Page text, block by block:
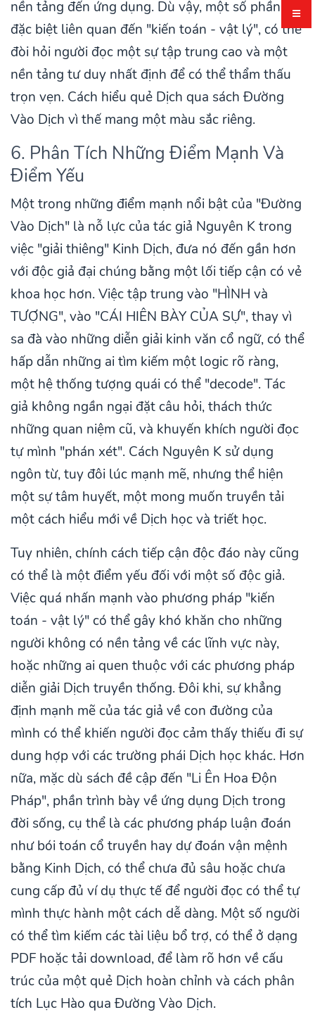
nền tảng đến ứng dụng. Dù vậy, một số phần,
đặc biệt liên quan đến "kiến toán - vật lý", có thể
đòi hỏi người đọc một sự tập trung cao và một
nền tảng tư duy nhất định để có thể thẩm thấu
trọn vẹn. Cách hiểu quẻ Dịch qua sách Đường
Vào Dịch vì thế mang một màu sắc riêng.
6. Phân Tích Những Điểm Mạnh Và
Điểm Yếu
Một trong những điểm mạnh nổi bật của "Đường
Vào Dịch" là nỗ lực của tác giả Nguyên K trong
việc "giải thiêng" Kinh Dịch, đưa nó đến gần hơn
với độc giả đại chúng bằng một lối tiếp cận có vẻ
khoa học hơn. Việc tập trung vào "HÌNH và
TƯỢNG", vào "CÁI HIÊN BÀY CỦA SỰ", thay vì
sa đà vào những diễn giải kinh văn cổ ngữ, có thể
hấp dẫn những ai tìm kiếm một logic rõ ràng,
một hệ thống tượng quái có thể "decode". Tác
giả không ngần ngại đặt câu hỏi, thách thức
những quan niệm cũ, và khuyến khích người đọc
tự mình "phán xét". Cách Nguyên K sử dụng
ngôn từ, tuy đôi lúc mạnh mẽ, nhưng thể hiện
một sự tâm huyết, một mong muốn truyền tải
một cách hiểu mới về Dịch học và triết học.
Tuy nhiên, chính cách tiếp cận độc đáo này cũng
có thể là một điểm yếu đối với một số độc giả.
Việc quá nhấn mạnh vào phương pháp "kiến
toán - vật lý" có thể gây khó khăn cho những
người không có nền tảng về các lĩnh vực này,
hoặc những ai quen thuộc với các phương pháp
diễn giải Dịch truyền thống. Đôi khi, sự khẳng
định mạnh mẽ của tác giả về con đường của
mình có thể khiến người đọc cảm thấy thiếu đi sự
dung hợp với các trường phái Dịch học khác. Hơn
nữa, mặc dù sách đề cập đến "Li Ên Hoa Độn
Pháp", phần trình bày về ứng dụng Dịch trong
đời sống, cụ thể là các phương pháp luận đoán
như bói toán cổ truyền hay dự đoán vận mệnh
bằng Kinh Dịch, có thể chưa đủ sâu hoặc chưa
cung cấp đủ ví dụ thực tế để người đọc có thể tự
mình thực hành một cách dễ dàng. Một số người
có thể tìm kiếm các tài liệu bổ trợ, có thể ở dạng
PDF hoặc tải download, để làm rõ hơn về cấu
trúc của một quẻ Dịch hoàn chỉnh và cách phân
tích Lục Hào qua Đường Vào Dịch.